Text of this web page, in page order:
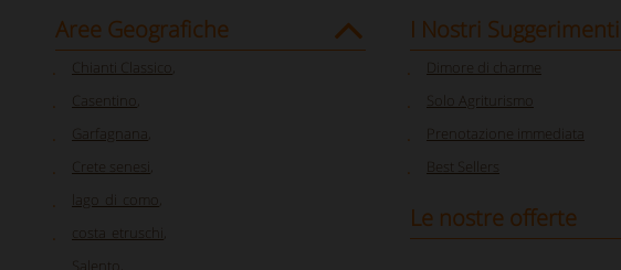
Aree Geografiche
Chianti Classico
Casentino
Garfagnana
Crete senesi
lago_di_como
costa_etruschi
Salento
I Nostri Suggerimenti
Dimore di charme
Solo Agriturismo
Prenotazione immediata
Best Sellers
Le nostre offerte